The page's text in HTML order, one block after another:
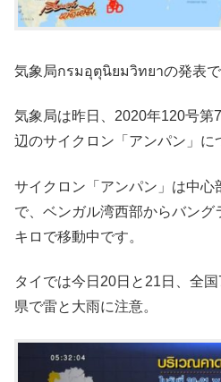
気象局กรมอุตุนิยมวิทยาの発表で
気象局は昨日、2020年120号第
辺のサイクロン「アンパン」に
サイクロン「アンパン」は中心
で、ベンガル湾西部からバン
キロで移動中です。
タイでは今日20日と21日、全
県で雷と大雨に注意。